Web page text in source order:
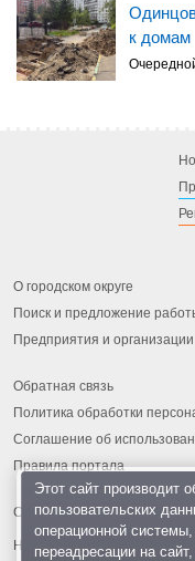
к домам
О городском округе
Поиск и предложение
Предприятия и организации
Обратная связь
Политика обработки
Соглашение об
Правила портала
На информационном
Этот сайт производит
пользовательских
операционной
переадресации на